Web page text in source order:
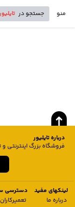
منو جستجو در
درباره تایلیور
فروشگاه بزرگ اینترنتی
لینکهای مفید
درباره ما
دسترسی
تعمیرکاران